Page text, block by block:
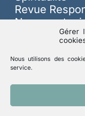
Gérer
Nous utilisons des
service.
Revue
Nous soutenir
Lutte contre